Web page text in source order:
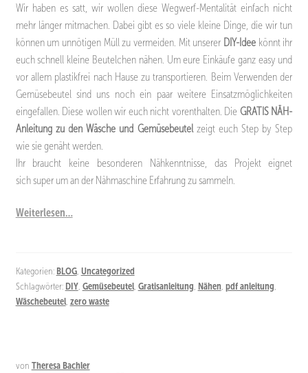
Wir haben es satt, wir wollen diese Wegwerf-Mentalität einfach nicht
mehr länger mitmachen. Dabei gibt es so viele kleine Dinge, die wir tun
können um unnötigen Müll zu vermeiden. Mit unserer DIY-Idee könnt ihr
euch schnell kleine Beutelchen nähen. Um eure Einkäufe ganz easy und
vor allem plastikfrei nach Hause zu transportieren. Beim Verwenden der
Gemüsebeutel sind uns noch ein paar weitere Einsatzmöglichkeiten
eingefallen. Diese wollen wir euch nicht vorenthalten. Die GRATIS NÄH-
Anleitung zu den Wäsche und Gemüsebeutel zeigt euch Step by Step
wie sie genäht werden.
Ihr braucht keine besonderen Nähkenntnisse, das Projekt eignet
sich super um an der Nähmaschine Erfahrung zu sammeln.
Weiterlesen…
Kategorien: BLOG, Uncategorized
Schlagwörter: DIY, Gemüsebeutel, Gratisanleitung, Nähen, pdf anleitung,
Wäschebeutel, zero waste
von Theresa Bachler